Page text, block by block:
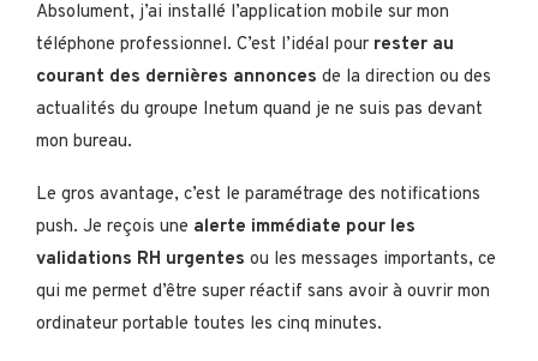
Absolument, j’ai installé l’application mobile sur mon
téléphone professionnel. C’est l’idéal pour rester au
courant des dernières annonces de la direction ou des
actualités du groupe Inetum quand je ne suis pas devant
mon bureau.
Le gros avantage, c’est le paramétrage des notifications
push. Je reçois une alerte immédiate pour les
validations RH urgentes ou les messages importants, ce
qui me permet d’être super réactif sans avoir à ouvrir mon
ordinateur portable toutes les cinq minutes.